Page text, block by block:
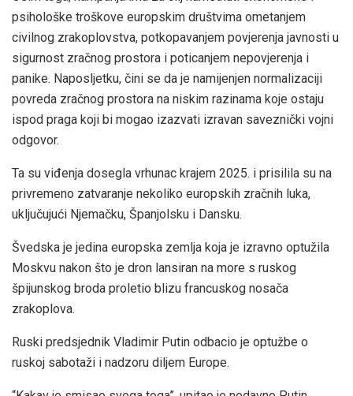
psihološke troškove europskim društvima ometanjem
civilnog zrakoplovstva, potkopavanjem povjerenja javnosti u
sigurnost zračnog prostora i poticanjem nepovjerenja i
panike. Naposljetku, čini se da je namijenjen normalizaciji
povreda zračnog prostora na niskim razinama koje ostaju
ispod praga koji bi mogao izazvati izravan saveznički vojni
odgovor.
Ta su viđenja dosegla vrhunac krajem 2025. i prisilila su na
privremeno zatvaranje nekoliko europskih zračnih luka,
uključujući Njemačku, Španjolsku i Dansku.
Švedska je jedina europska zemlja koja je izravno optužila
Moskvu nakon što je dron lansiran na more s ruskog
špijunskog broda proletio blizu francuskog nosača
zrakoplova.
Ruski predsjednik Vladimir Putin odbacio je optužbe o
ruskoj sabotaži i nadzoru diljem Europe.